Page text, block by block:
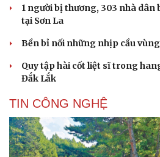
1 người bị thương, 303 nhà dân
tại Sơn La
Bền bỉ nối những nhịp cầu
Quy tập hài cốt liệt sĩ trong
Đắk Lắk
TIN CÔNG NGHỆ